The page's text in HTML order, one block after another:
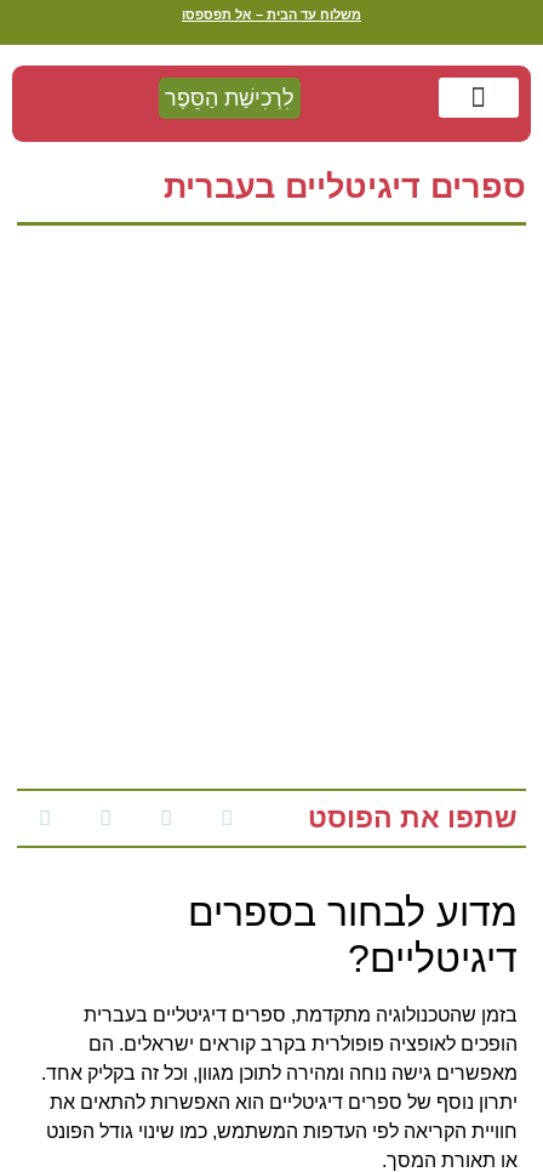
משלוח עד הבית – אל תפספסו
לִרְכִישַׁת הַסֵּפֶר
ספרים דיגיטליים בעברית
שתפו את הפוסט
מדוע לבחור בספרים
דיגיטליים?
בזמן שהטכנולוגיה מתקדמת, ספרים דיגיטליים בעברית
הופכים לאופציה פופולרית בקרב קוראים ישראלים. הם
מאפשרים גישה נוחה ומהירה לתוכן מגוון, וכל זה בקליק אחד.
יתרון נוסף של ספרים דיגיטליים הוא האפשרות להתאים את
חוויית הקריאה לפי העדפות המשתמש, כמו שינוי גודל הפונט
או תאורת המסך.